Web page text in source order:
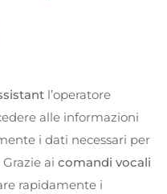
l’operatore
alle informazioni
i dati necessari per
ai comandi vocali
rapidamente i